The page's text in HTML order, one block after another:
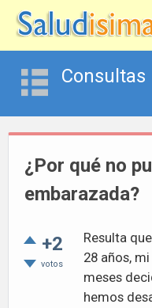
Consultas
¿Por qué no
embarazada?
+2
votos
Resulta
28 años,
meses
hemos